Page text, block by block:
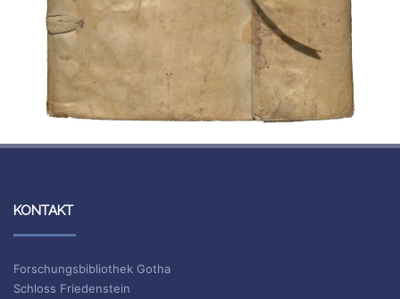
KONTAKT
Forschungsbibliothek Gotha
Schloss Friedenstein